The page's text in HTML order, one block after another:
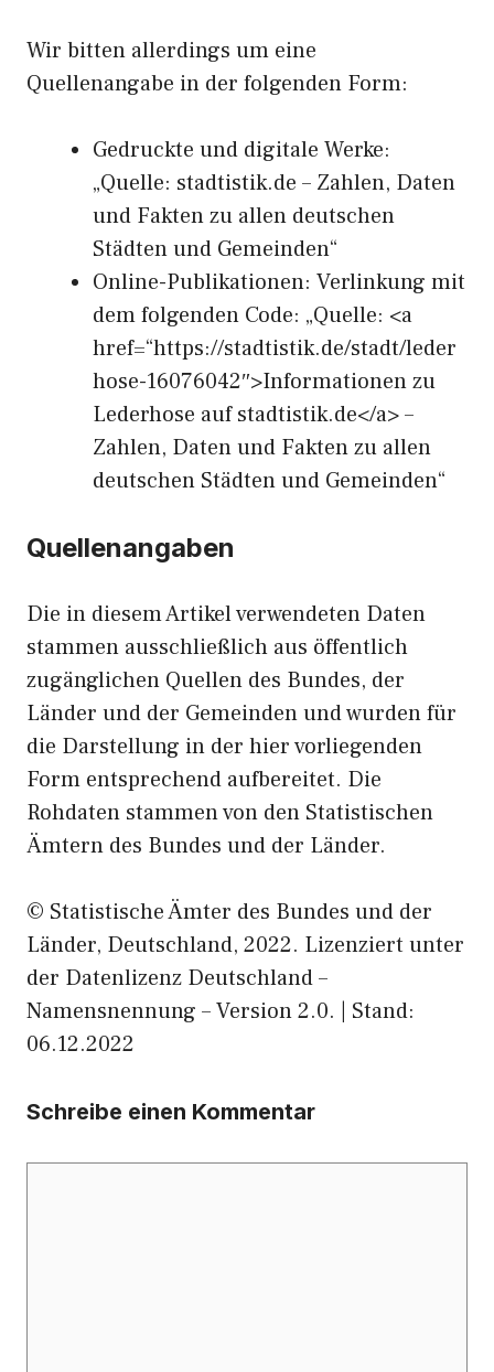
Wir bitten allerdings um eine
Quellenangabe in der folgenden Form:
Gedruckte und digitale Werke:
„Quelle: stadtistik.de – Zahlen, Daten
und Fakten zu allen deutschen
Städten und Gemeinden“
Online-Publikationen: Verlinkung mit
dem folgenden Code: „Quelle: <a
href=“https://stadtistik.de/stadt/leder
hose-16076042″>Informationen zu
Lederhose auf stadtistik.de</a> –
Zahlen, Daten und Fakten zu allen
deutschen Städten und Gemeinden“
Quellenangaben
Die in diesem Artikel verwendeten Daten
stammen ausschließlich aus öffentlich
zugänglichen Quellen des Bundes, der
Länder und der Gemeinden und wurden für
die Darstellung in der hier vorliegenden
Form entsprechend aufbereitet. Die
Rohdaten stammen von den Statistischen
Ämtern des Bundes und der Länder.
© Statistische Ämter des Bundes und der
Länder, Deutschland, 2022. Lizenziert unter
der Datenlizenz Deutschland –
Namensnennung – Version 2.0. | Stand:
06.12.2022
Schreibe einen Kommentar